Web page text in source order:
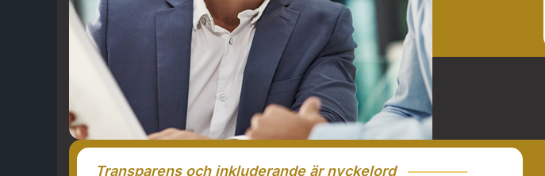
Transparens och inkluderande är nyckelord